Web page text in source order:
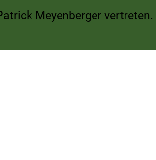
Meyenberger vertreten.